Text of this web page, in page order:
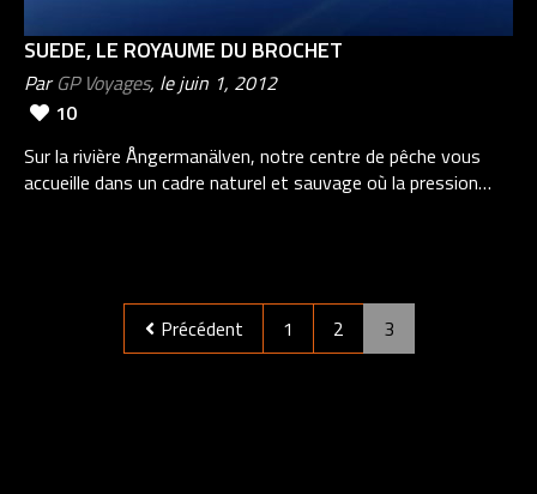
SUEDE, LE ROYAUME DU BROCHET
ParGP Voyages, le juin 1, 2012
10
Sur la rivière Ångermanälven, notre centre de pêche vous
accueille dans un cadre naturel et sauvage où la pression…
Précédent 1 2 3